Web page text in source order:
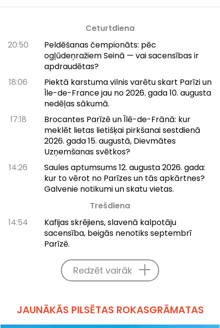
Ceturtdiena
20:50
Peldēšanas čempionāts: pēc
ogļūdeņražiem Seinā — vai sacensības ir
apdraudētas?
18:06
Piektā karstuma vilnis varētu skart Parīzi un
Île-de-France jau no 2026. gada 10. augusta
nedēļas sākumā.
17:18
Brocantes Parīzē un Īlē-de-Frānā: kur
meklēt lietas lietišķai pirkšanai sestdienā
2026. gada 15. augustā, Dievmātes
Uzņemšanas svētkos?
14:26
Saules aptumsums 12. augusta 2026. gada:
kur to vērot no Parīzes un tās apkārtnes?
Galvenie notikumi un skatu vietas.
Trešdiena
14:54
Kafijas skrējiens, slavenā kalpotāju
sacensība, beigās nenotiks septembrī
Parīzē.
Redzēt vairāk
JAUNĀKĀS PILSĒTAS ROKASGRĀMATAS